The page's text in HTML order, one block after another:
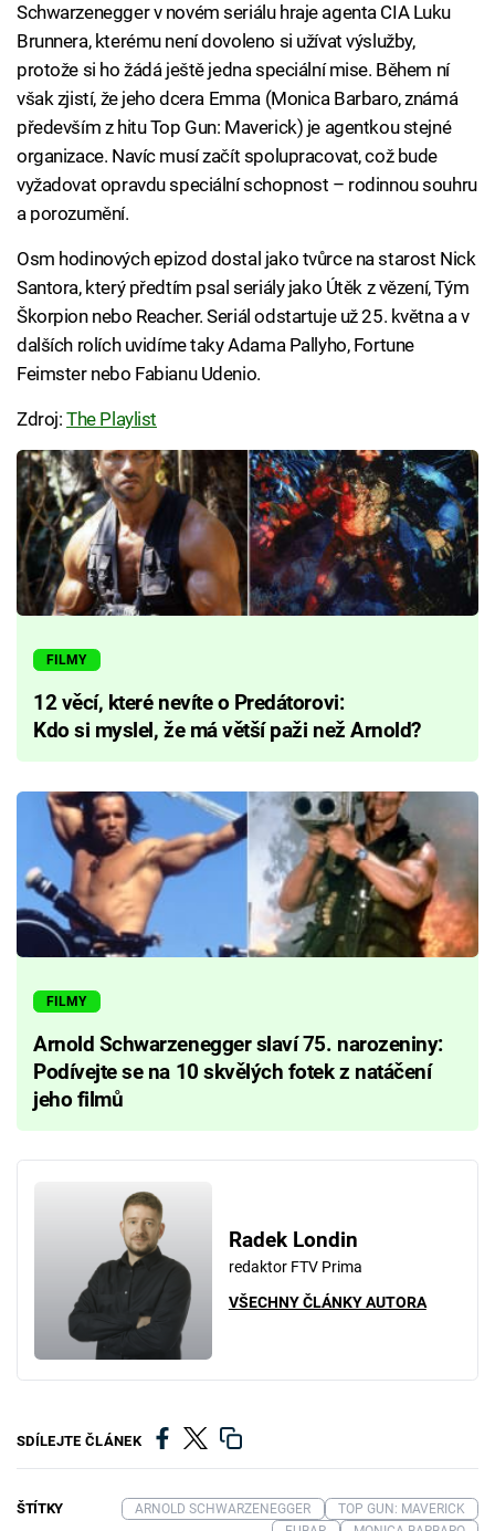
Schwarzenegger v novém seriálu hraje agenta CIA Luku
Brunnera, kterému není dovoleno si užívat výslužby,
protože si ho žádá ještě jedna speciální mise. Během ní
však zjistí, že jeho dcera Emma (Monica Barbaro, známá
především z hitu Top Gun: Maverick) je agentkou stejné
organizace. Navíc musí začít spolupracovat, což bude
vyžadovat opravdu speciální schopnost – rodinnou souhru
a porozumění.
Osm hodinových epizod dostal jako tvůrce na starost Nick
Santora, který předtím psal seriály jako Útěk z vězení, Tým
Škorpion nebo Reacher. Seriál odstartuje už 25. května a v
dalších rolích uvidíme taky Adama Pallyho, Fortune
Feimster nebo Fabianu Udenio.
Zdroj:The Playlist
FILMY
12 věcí, které nevíte o Predátorovi:
Kdo si myslel, že má větší paži než Arnold?
FILMY
Arnold Schwarzenegger slaví 75. narozeniny:
Podívejte se na 10 skvělých fotek z natáčení
jeho filmů
Radek Londin
redaktor FTV Prima
VŠECHNY ČLÁNKY AUTORA
SDÍLEJTE ČLÁNEK
ŠTÍTKY ARNOLD SCHWARZENEGGER
TOP GUN: MAVERICK